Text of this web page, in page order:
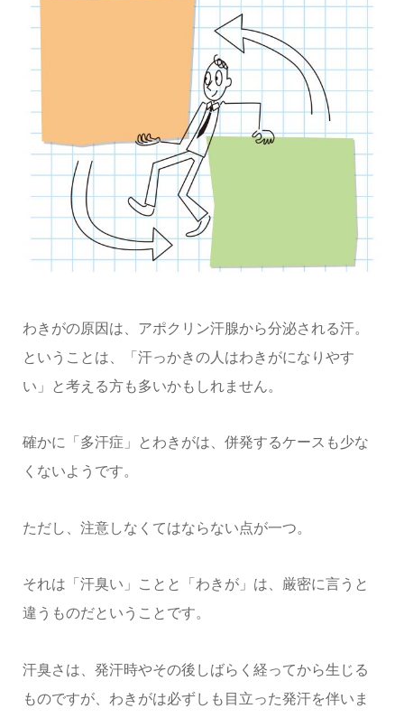
わきがの原因は、アポクリン汗腺から分泌される汗。
ということは、「汗っかきの人はわきがになりやす
い」と考える方も多いかもしれません。
確かに「多汗症」とわきがは、併発するケースも少な
くないようです。
ただし、注意しなくてはならない点が一つ。
それは「汗臭い」ことと「わきが」は、厳密に言うと
違うものだということです。
汗臭さは、発汗時やその後しばらく経ってから生じる
ものですが、わきがは必ずしも目立った発汗を伴いま